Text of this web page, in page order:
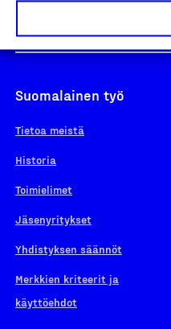
Suomalainen työ
Tietoa meistä
Historia
Toimielimet
Jäsenyritykset
Yhdistyksen säännöt
Merkkien kriteerit ja
käyttöehdot